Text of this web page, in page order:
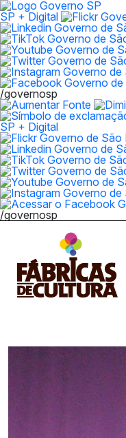
SP + Digital
/governosp
SP + Digital
/governosp